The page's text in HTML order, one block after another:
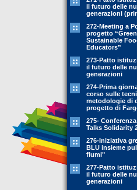
il futuro delle
generazioni
272-Meeting a
progetto
Sustainable
Educators”
273-Patto
il futuro delle
generazioni
274-Prima
corso sulle
metodologie di
progetto di
275-
Talks Solidarity
276-Iniziativa
BLU insieme
fiumi"
277-Patto
il futuro delle
generazioni